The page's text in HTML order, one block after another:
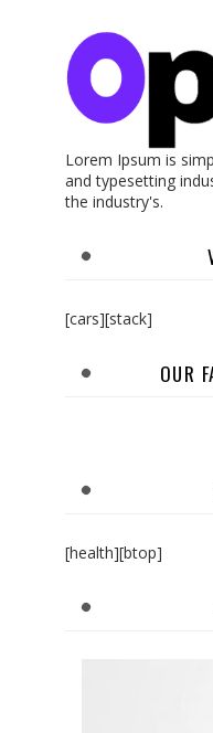
Lorem Ipsum is
and typesetting
the industry's.
[cars][stack]
OUR
[health][btop]